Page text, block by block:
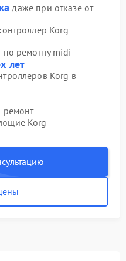
даже при отказе от
Korg
по ремонту midi-
лет
Korg в
ремонт
Korg